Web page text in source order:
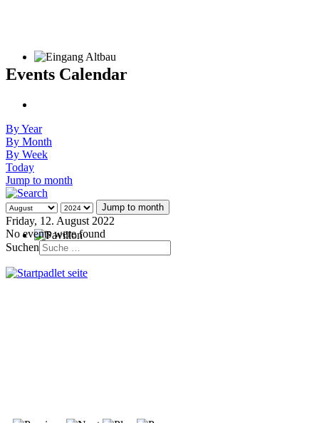
Events Calendar
By Year
By Month
By Week
Today
Jump to month
Jump to month
Friday, 12. August 2022
No events were found
Suchen